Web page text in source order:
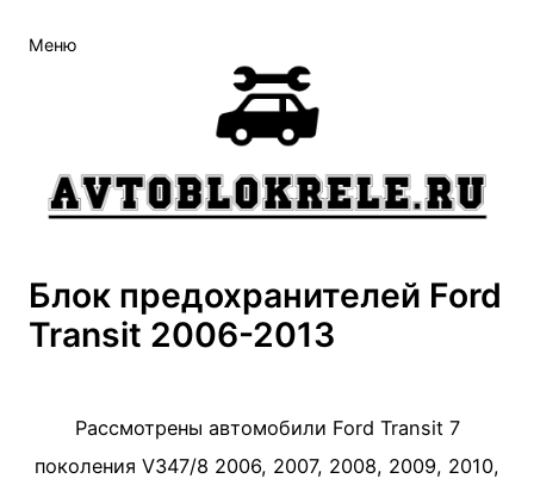
Меню
Блок предохранителей Ford
Transit 2006-2013
Рассмотрены автомобили Ford Transit 7
поколения V347/8 2006, 2007, 2008, 2009, 2010,